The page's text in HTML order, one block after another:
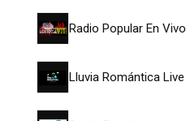
Radio Popular En Vivo
Lluvia Romántica Live